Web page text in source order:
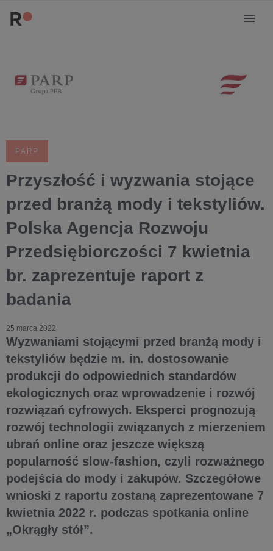
PARP
Przyszłość i wyzwania stojące
przed branżą mody i tekstyliów.
Polska Agencja Rozwoju
Przedsiębiorczości 7 kwietnia
br. zaprezentuje raport z
badania
25 marca 2022
Wyzwaniami stojącymi przed branżą mody i
tekstyliów będzie m. in. dostosowanie
produkcji do odpowiednich standardów
ekologicznych oraz wprowadzenie i rozwój
rozwiązań cyfrowych. Eksperci prognozują
rozwój technologii związanych z mierzeniem
ubrań online oraz jeszcze większą
popularność slow-fashion, czyli rozważnego
podejścia do mody i zakupów. Szczegółowe
wnioski z raportu zostaną zaprezentowane 7
kwietnia 2022 r. podczas spotkania online
„Okrągły stół”.